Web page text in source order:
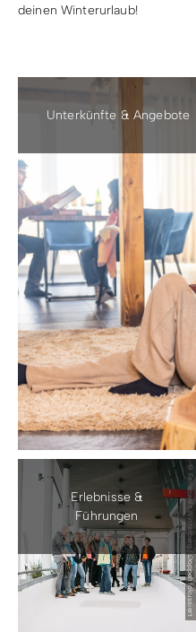
deinen Winterurlaub!
Unterkünfte & Angebote
© Ferienwelt Winterberg / Doppeltfokussiert
Erlebnisse &
Führungen